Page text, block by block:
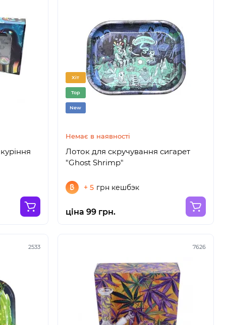
Хіт
Top
New
Немає в наявності
Лоток для скручування сигарет
"Ghost Shrimp"
+ 5 грн кешбэк
ціна 99 грн.
2533 7626